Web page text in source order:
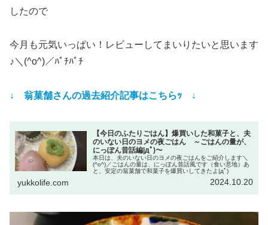
したので
今月も元気いっぱい！レビューしてまいりたいと思います
♪＼(^o^)／ﾊﾟﾁﾊﾟﾁ
↓ 翁菓舗さんの過去紹介記事はこちらｯ ↓
【今日のふたりごはん】爆買いした和菓子と、夫
のいない日のヨメの夜ごはん ～ごはんの量が、
にっぽん昔話編|дﾟ)～
本日は、夫のいない日のヨメの夜ごはんをご紹介します＼
(^o^)／ごはんの量は、にっぽん昔話風です（食い意地）あ
と、安定の翁菓舗で和菓子を爆買いしてきたよ|дﾟ)
yukkolife.com 2024.10.20